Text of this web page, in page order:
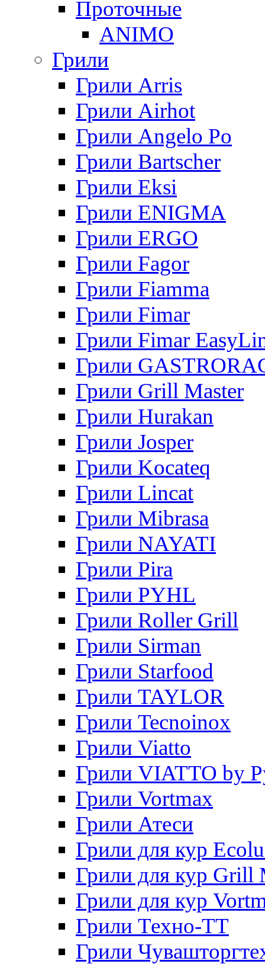
Проточные
ANIMO
Грили
Грили Arris
Грили Airhot
Грили Angelo Po
Грили Bartscher
Грили Eksi
Грили ENIGMA
Грили ERGO
Грили Fagor
Грили Fiamma
Грили Fimar
Грили Fimar
Грили
Грили Grill Master
Грили Hurakan
Грили Josper
Грили Kocateq
Грили Lincat
Грили Mibrasa
Грили NAYATI
Грили Pira
Грили PYHL
Грили Roller Grill
Грили Sirman
Грили Starfood
Грили TAYLOR
Грили Tecnoinox
Грили Viatto
Грили VIATTO by
Грили Vortmax
Грили Атеси
Грили для кур
Грили для кур Grill
Грили для кур
Грили Техно-ТТ
Грили